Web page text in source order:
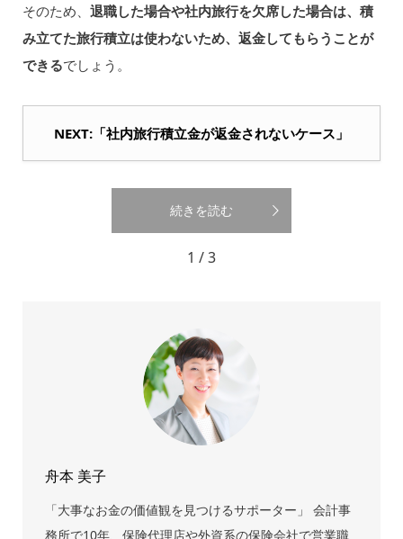
そのため、 退職した場合や社内旅行を欠席した場合は、積
み立てた旅行積立は使わないため、返金してもらうことが
できるでしょう。
NEXT:「社内旅行積立金が返金されないケース」
続きを読む
1 / 3
舟本 美子
「大事なお金の価値観を見つけるサポーター」 会計事
務所で10年、保険代理店や外資系の保険会社で営業職